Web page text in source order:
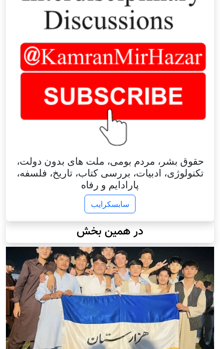
حقوق بشر، مردم بومی، ملت های بدون دولت،
تکنولوژی، ادبیات، بررسی کتاب، تاریخ، فلسفه،
پارادایم و رفاه
سابسکرایب
در همین بخش